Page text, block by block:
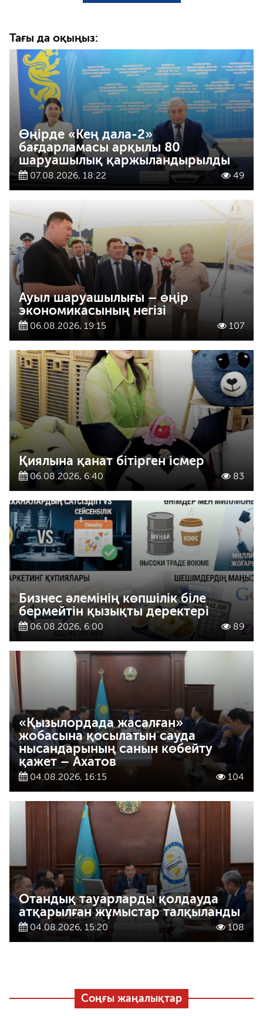
Тағы да оқыңыз:
Өңірде «Кең дала-2»
бағдарламасы арқылы 80
шаруашылық қаржыландырылды
07.08.2026, 18:22 49
Ауыл шаруашылығы – өңір
экономикасының негізі
06.08.2026, 19:15 107
Қиялына қанат бітірген ісмер
06.08.2026, 6:40 83
Бизнес әлемінің көпшілік біле
бермейтін қызықты деректері
06.08.2026, 6:00 89
«Қызылордада жасалған»
жобасына қосылатын сауда
нысандарының санын көбейту
қажет – Ахатов
04.08.2026, 16:15 104
Отандық тауарларды қолдауда
атқарылған жұмыстар талқыланды
04.08.2026, 15:20 108
Соңғы жаңалықтар